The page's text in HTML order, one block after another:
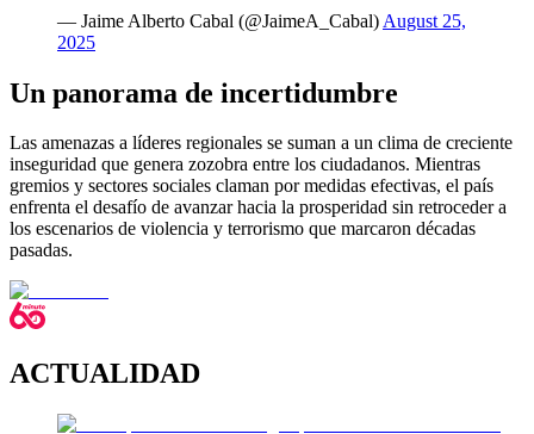
— Jaime Alberto Cabal (@JaimeA_Cabal) August 25,
2025
Un panorama de incertidumbre
Las amenazas a líderes regionales se suman a un clima de creciente
inseguridad que genera zozobra entre los ciudadanos. Mientras
gremios y sectores sociales claman por medidas efectivas, el país
enfrenta el desafío de avanzar hacia la prosperidad sin retroceder a
los escenarios de violencia y terrorismo que marcaron décadas
pasadas.
ACTUALIDAD